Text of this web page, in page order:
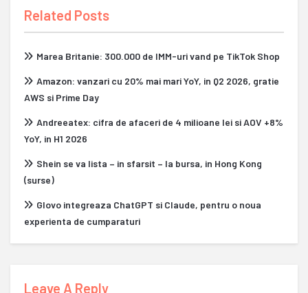
Related Posts
Marea Britanie: 300.000 de IMM-uri vand pe TikTok Shop
Amazon: vanzari cu 20% mai mari YoY, in Q2 2026, gratie
AWS si Prime Day
Andreeatex: cifra de afaceri de 4 milioane lei si AOV +8%
YoY, in H1 2026
Shein se va lista – in sfarsit – la bursa, in Hong Kong
(surse)
Glovo integreaza ChatGPT si Claude, pentru o noua
experienta de cumparaturi
Leave A Reply